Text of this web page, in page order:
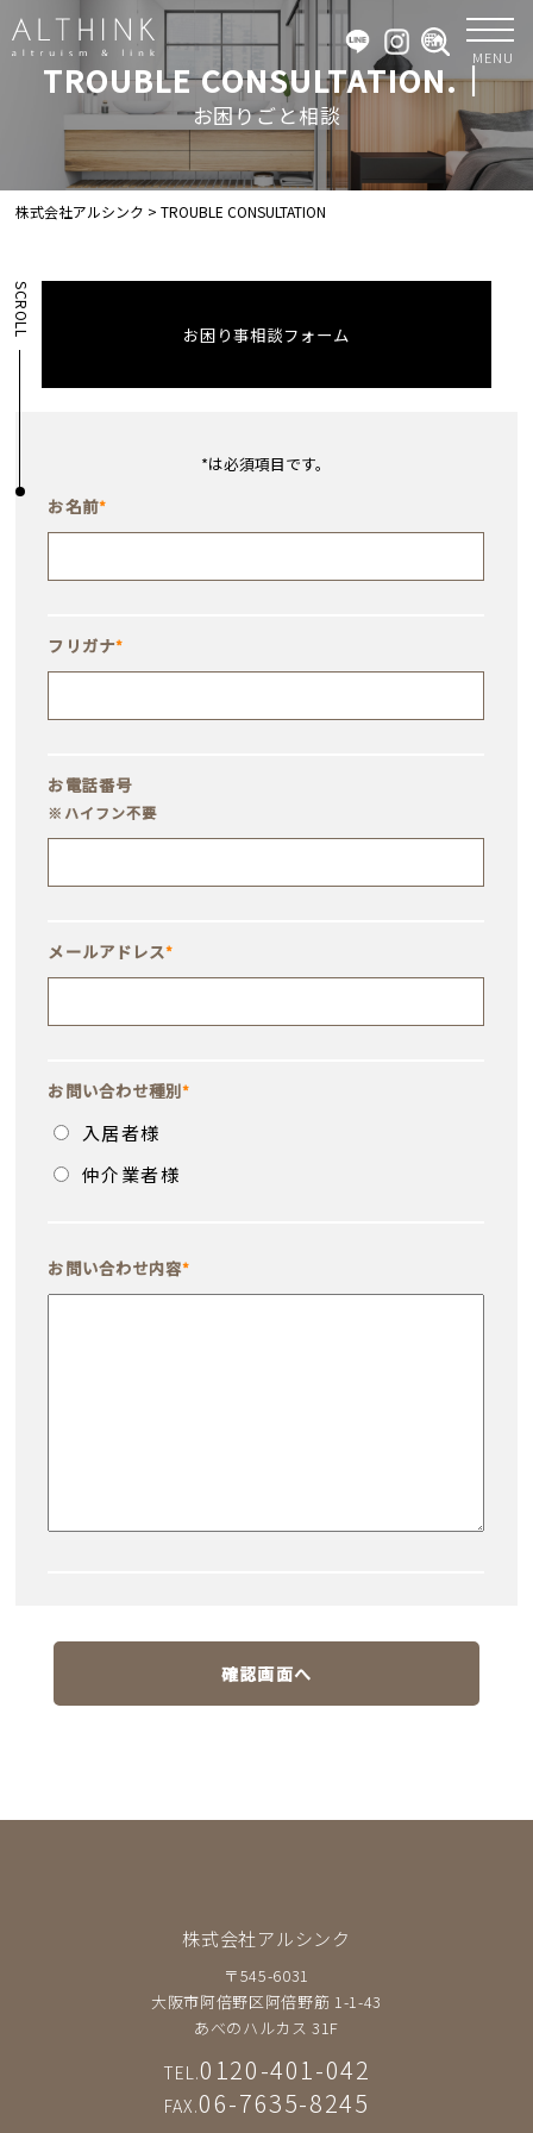
MENU
TROUBLE CONSULTATION.｜
お困りごと相談
株式会社アルシンク >TROUBLE CONSULTATION
SCROLL お困り事相談フォーム
*は必須項目です。
お名前*
フリガナ*
お電話番号
※ハイフン不要
メールアドレス*
お問い合わせ種別*
入居者様
仲介業者様
お問い合わせ内容*
確認画面へ
株式会社アルシンク
〒545-6031
大阪市阿倍野区阿倍野筋 1-1-43
あべのハルカス 31F
TEL.0120-401-042
FAX.06-7635-8245